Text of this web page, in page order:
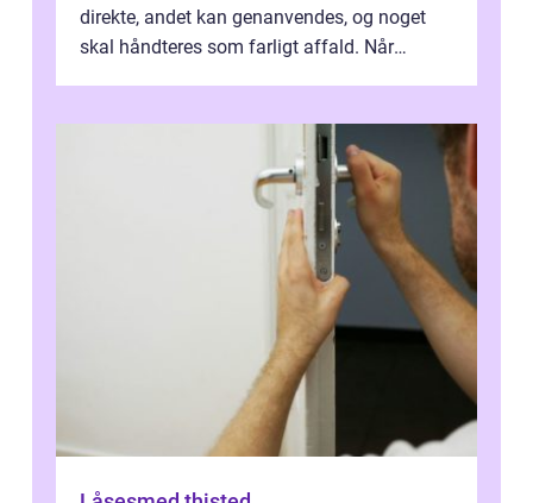
direkte, andet kan genanvendes, og noget
skal håndteres som farligt affald. Når